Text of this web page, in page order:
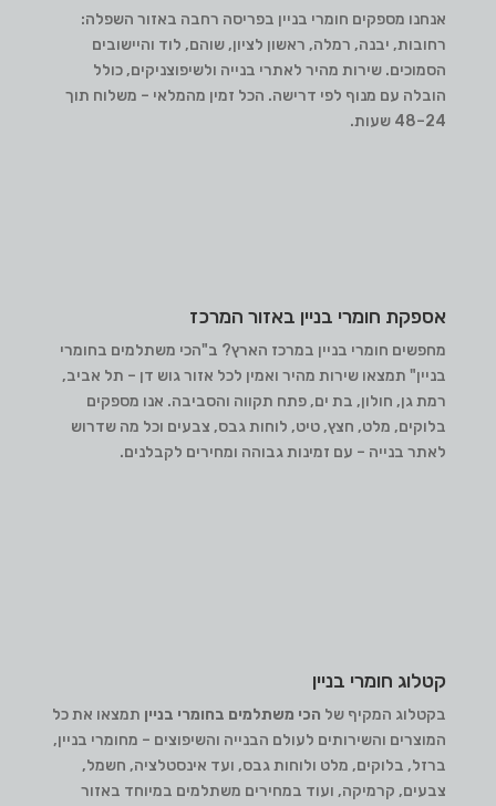
אנחנו מספקים חומרי בניין בפריסה רחבה באזור השפלה:
רחובות, יבנה, רמלה, ראשון לציון, שוהם, לוד והיישובים
הסמוכים. שירות מהיר לאתרי בנייה ולשיפוצניקים, כולל
הובלה עם מנוף לפי דרישה. הכל זמין מהמלאי – משלוח תוך
24–48 שעות.
אספקת חומרי בניין באזור המרכז
מחפשים חומרי בניין במרכז הארץ? ב"הכי משתלמים בחומרי
בניין" תמצאו שירות מהיר ואמין לכל אזור גוש דן – תל אביב,
רמת גן, חולון, בת ים, פתח תקווה והסביבה. אנו מספקים
בלוקים, מלט, חצץ, טיט, לוחות גבס, צבעים וכל מה שדרוש
לאתר בנייה – עם זמינות גבוהה ומחירים לקבלנים.
קטלוג חומרי בניין
בקטלוג המקיף של הכי משתלמים בחומרי בניין תמצאו את כל
המוצרים והשירותים לעולם הבנייה והשיפוצים – מחומרי בניין,
ברזל, בלוקים, מלט ולוחות גבס, ועד אינסטלציה, חשמל,
צבעים, קרמיקה, ועוד במחירים משתלמים במיוחד באזור